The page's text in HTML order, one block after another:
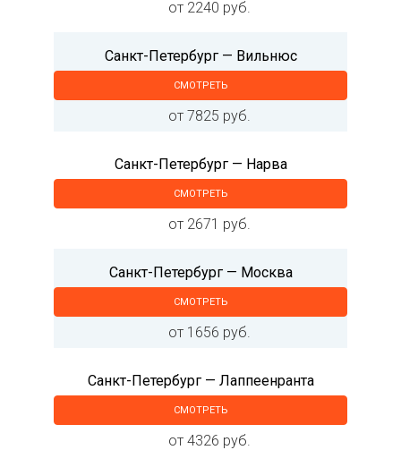
от 2240 руб.
Санкт-Петербург — Вильнюс
СМОТРЕТЬ
от 7825 руб.
Санкт-Петербург — Нарва
СМОТРЕТЬ
от 2671 руб.
Санкт-Петербург — Москва
СМОТРЕТЬ
от 1656 руб.
Санкт-Петербург — Лаппеенранта
СМОТРЕТЬ
от 4326 руб.